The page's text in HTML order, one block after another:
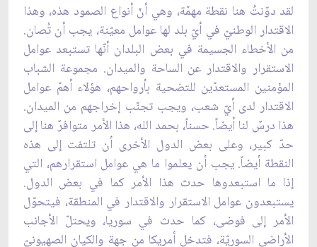
لقد دوّنتُ هنا نقطة مهمّة، وهي أنّ أنواع الصمود هذه، وهذا
الاقتدار الوطنيّ في أيّ بلد لها عوامل معيّنة، يجب أن تُصان.
من الأخطاء الجسيمة في بعض البلدان أنّها تستبعد عوامل
الاستقرار والاقتدار عن الساحة والميدان. مجموعة الشباب
المؤمنين المستعدّين للتضحية بأرواحهم، هؤلاء أهمّ عوامل
الاقتدار لدى أيّ شعب، ويجب تجنّب إخراجهم من الميدان.
هذا درسٌ لنا أيضاً. حسناً، بحمد الله، هذا الأمر متوافرٌ هنا إلى
حدّ كبير، وعلى بعض الدول الأخرى أن تلتفت إلى هذه
النقطة أيضاً. يجب أن يعلموا ما هي عوامل استقرارهم، التي
إذا ما استبعدوها حدث هذا الأمر كما في بعض الدول.
يستبعدون عوامل الاستقرار والاقتدار في المنطقة، فيتحوّل
الأمر إلى فوضى، كما حدث في سوريا، ويحتلّ الأجانب
الأراضي السوريّة، فتدخل أمريكا من جهة والكيان الصهيونيّ